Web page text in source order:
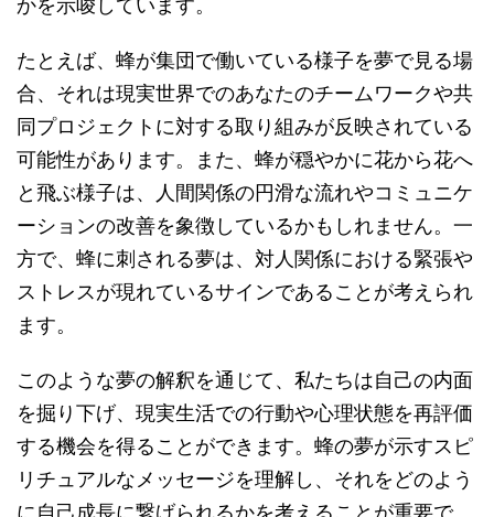
かを示唆しています。
たとえば、蜂が集団で働いている様子を夢で見る場
合、それは現実世界でのあなたのチームワークや共
同プロジェクトに対する取り組みが反映されている
可能性があります。また、蜂が穏やかに花から花へ
と飛ぶ様子は、人間関係の円滑な流れやコミュニケ
ーションの改善を象徴しているかもしれません。一
方で、蜂に刺される夢は、対人関係における緊張や
ストレスが現れているサインであることが考えられ
ます。
このような夢の解釈を通じて、私たちは自己の内面
を掘り下げ、現実生活での行動や心理状態を再評価
する機会を得ることができます。蜂の夢が示すスピ
リチュアルなメッセージを理解し、それをどのよう
に自己成長に繋げられるかを考えることが重要で